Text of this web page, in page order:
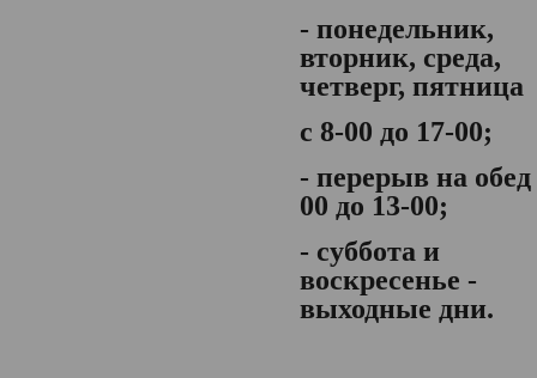
- понедельник,
вторник, среда,
четверг, пятница
с 8-00 до 17-00;
- перерыв на обед
00 до 13-00;
- суббота и
воскресенье -
выходные дни.